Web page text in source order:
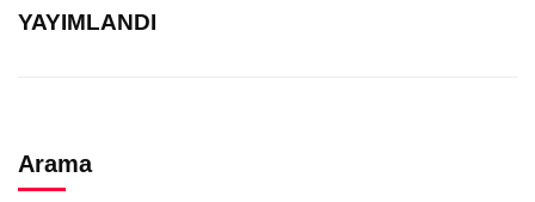
YAYIMLANDI
Arama